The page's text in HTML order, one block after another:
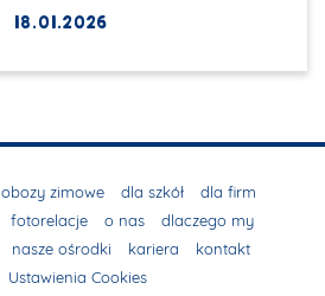
18.01.2026
obozy zimowe dla szkół
dla firm
fotorelacje o nas
dlaczego my
nasze ośrodki kariera
kontakt
Ustawienia Cookies